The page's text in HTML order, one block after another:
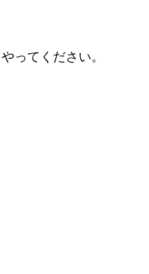
ってください。